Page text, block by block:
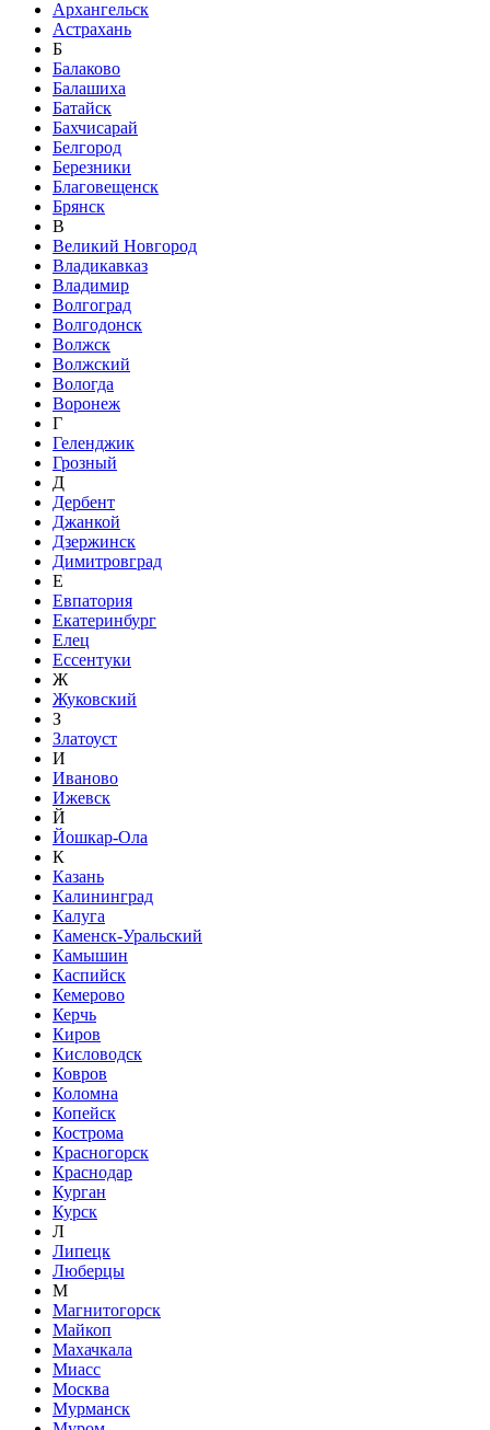
Архангельск
Астрахань
Б
Балаково
Балашиха
Батайск
Бахчисарай
Белгород
Березники
Благовещенск
Брянск
В
Великий Новгород
Владикавказ
Владимир
Волгоград
Волгодонск
Волжск
Волжский
Вологда
Воронеж
Г
Геленджик
Грозный
Д
Дербент
Джанкой
Дзержинск
Димитровград
Е
Евпатория
Екатеринбург
Елец
Ессентуки
Ж
Жуковский
З
Златоуст
И
Иваново
Ижевск
Й
Йошкар-Ола
К
Казань
Калининград
Калуга
Каменск-Уральский
Камышин
Каспийск
Кемерово
Керчь
Киров
Кисловодск
Ковров
Коломна
Копейск
Кострома
Красногорск
Краснодар
Курган
Курск
Л
Липецк
Люберцы
М
Магнитогорск
Майкоп
Махачкала
Миасс
Москва
Мурманск